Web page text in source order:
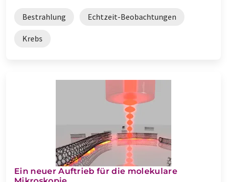
Bestrahlung Echtzeit-Beobachtungen
Krebs
Ein neuer Auftrieb für die molekulare